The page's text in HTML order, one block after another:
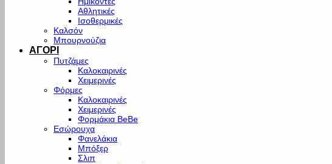
Αθλητικές
Ισοθερμικές
Καλσόν
Μπουρνούζια
ΑΓΟΡΙ
Πυτζάμες
Καλοκαιρινές
Χειμερινές
Φόρμες
Καλοκαιρινές
Χειμερινές
Φορμάκια BeBe
Εσώρουχα
Φανελάκια
Μπόξερ
Σλιπ